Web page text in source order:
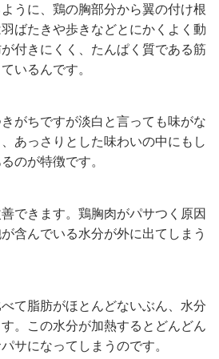
うに、鶏の胸部分から翼の付け根
ばたきや歩きなどとにかくよく動
付きにくく、たんぱく質である筋
いるんです。
がちですが淡白と言っても味がな
あっさりとした味わいの中にもし
のが特徴です。
できます。鶏胸肉がパサつく原因
含んでいる水分が外に出てしまう
て脂肪がほとんどないぶん、水分
。この水分が加熱するとどんどん
サになってしまうのです。